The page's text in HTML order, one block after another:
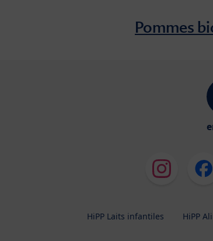
Pommes
HiPP Laits infantiles HiPP